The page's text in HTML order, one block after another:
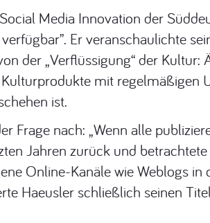
Media Innovation der
Er veranschaulichte
der „Verflüssigung“ der Kultur:
mit regelmäßigen
ist.
Frage nach: „Wenn alle
Jahren zurück und
Online-Kanäle wie Weblogs
Haeusler schließlich seinen